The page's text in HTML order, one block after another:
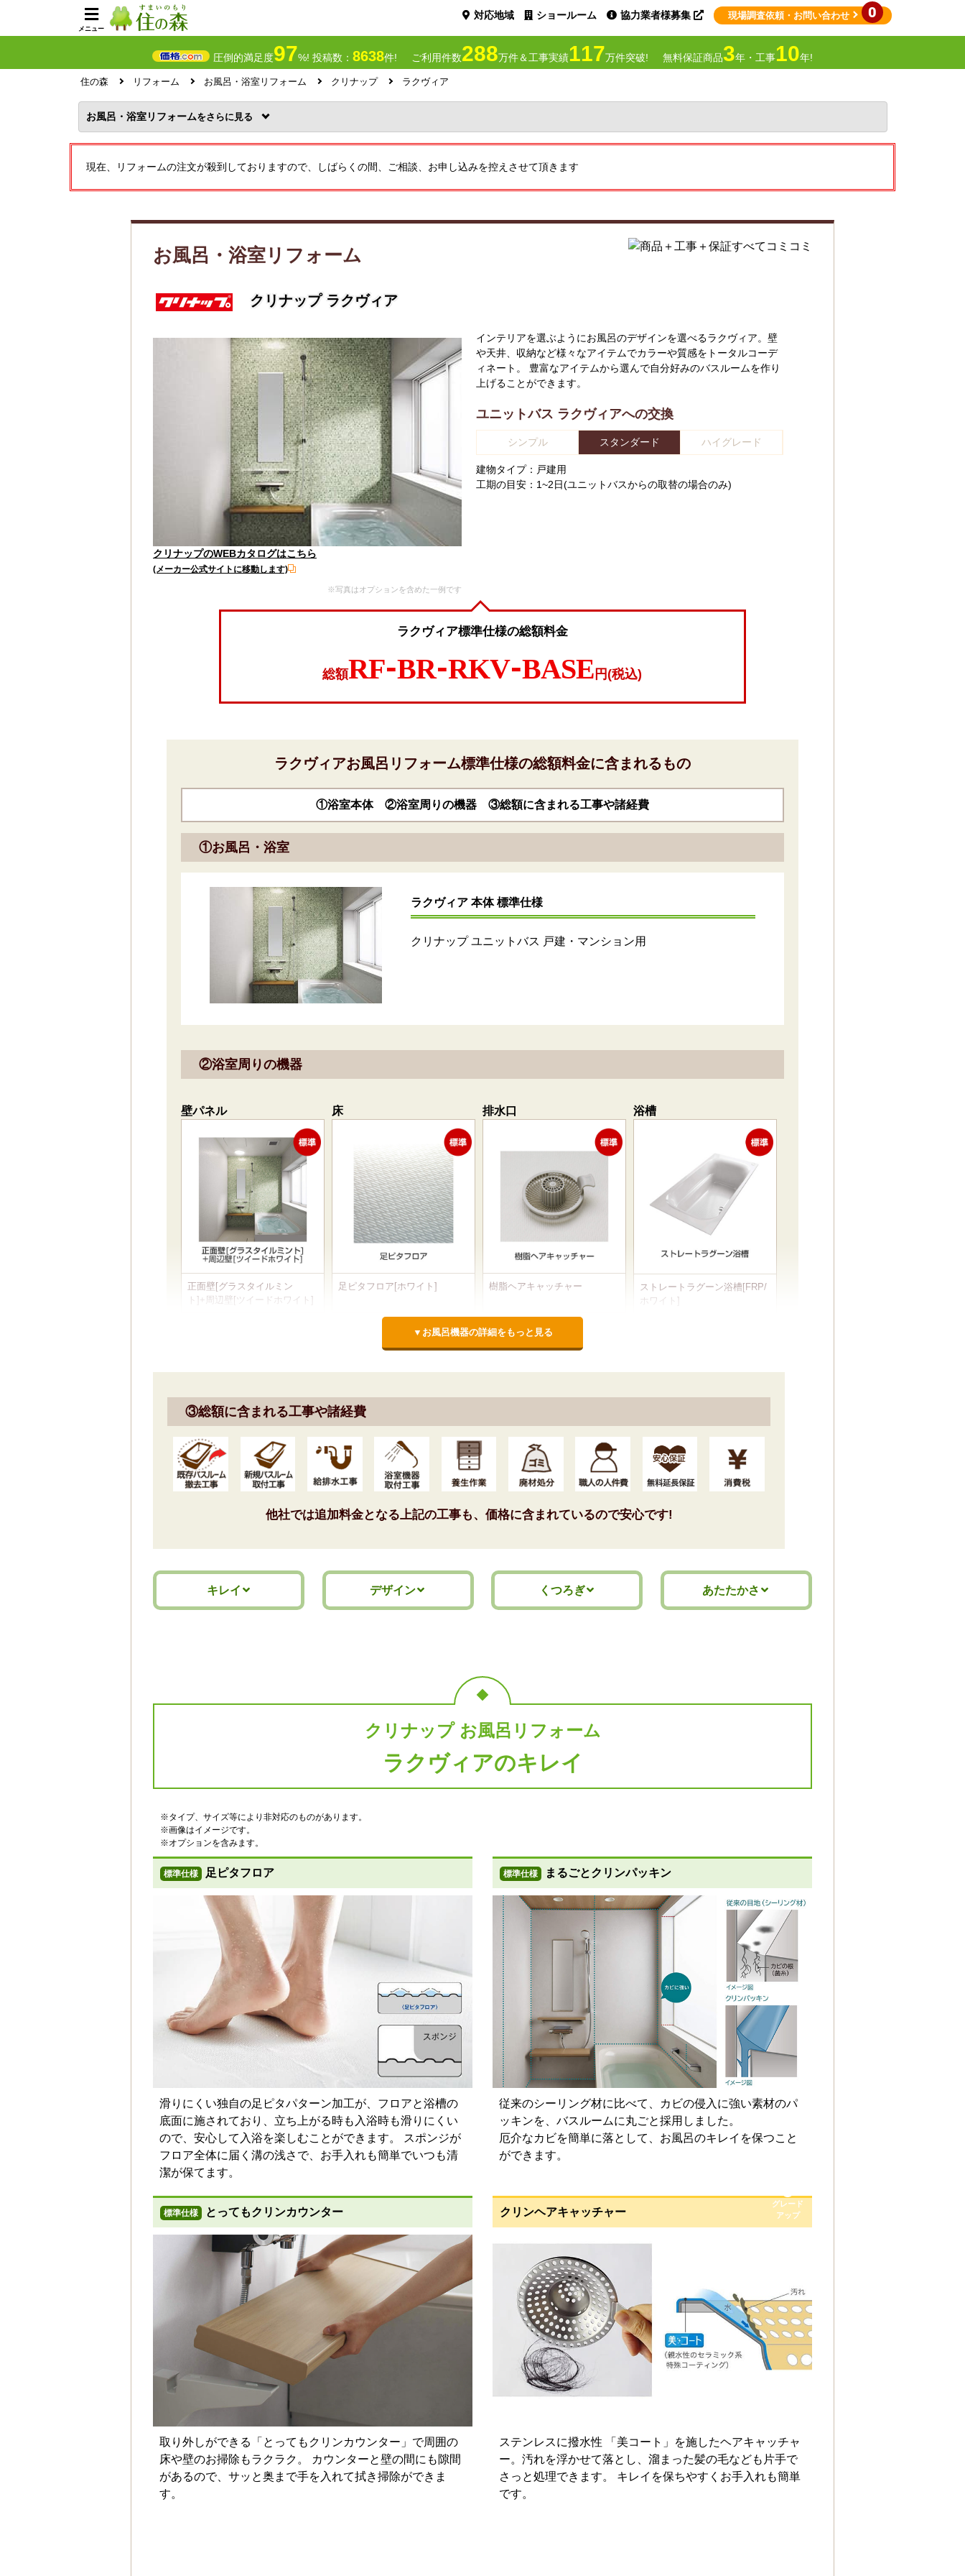
メニュー
対応地域 ショールーム 協力業者様募集 0
現場調査依頼・お問い合わせ
圧倒的満足度97%! 投稿数： 8638件! ご利用件数288万件＆工事実績117万件突破! 無料保証商品3年・工事10年!
住の森 リフォーム お風呂・浴室リフォーム クリナップ ラクヴィア
お風呂・浴室リフォームを
現在、リフォームの注文が殺到しておりますので、しばらくの間、ご相談、お申し込みを控えさせて頂きます
お風呂・浴室リフォーム
クリナップ ラクヴィア
クリナップのWEBカタログはこちら
(メーカー公式サイトに移動します)
インテリアを選ぶようにお風呂のデザインを選べるラクヴィア。壁
や天井、収納など様々なアイテムでカラーや質感をトータルコーデ
ィネート。 豊富なアイテムから選んで自分好みのバスルームを作り
上げることができます。
ユニットバス ラクヴィアへの交換
シンプル スタンダード ハイグレード
建物タイプ： 戸建用
工期の目安：1~2日(ユニットバスからの取替の場合のみ)
ラクヴィア標準仕様の総額料金
総額RF-BR-RKV-BASE 円(税込)
▼お風呂機器の詳細をもっと見る
ラクヴィアお風呂リフォーム標準仕様の総額料金に含まれるもの
①浴室本体 ②浴室周りの機器 ③総額に含まれる工事や諸経費
①お風呂・浴室
ラクヴィア 本体 標準仕様
クリナップ ユニットバス 戸建・マンション用
②浴室周りの機器
壁パネル
正面壁[グラスタイルミン
ト]+周辺壁[ツイードホワイト]
床
足ピタフロア[ホワイト]
排水口
樹脂ヘアキャッチャー
標準仕様モデル
浴槽
ストレートラグーン浴槽[FRP/
ホワイト]
標準仕様モデル 標準仕様モデル
[ホワイト]
標準仕様モデル
ャワー
標準仕様モデル
カウンター
とってもクリンカウンター[ナ
標準仕様モデル
照明
天井付け照明
ミラー
スリムロングミラー
換気設備
換気扇
収納棚
手元収納棚
標準仕様モデル
ドア
標準仕様モデル
お客様のご要望に応じた機器のグレードアップも可能です！詳しくはこちら
③総額に含まれる工事や諸経費
他社では追加料金となる上記の工事も、価格に含まれているので安心です!
キレイ デザイン くつろぎ あたたかさ
クリナップ お風呂リフォーム
ラクヴィアのキレイ
※タイプ、サイズ等により非対応のものがあります。
※画像はイメージです。
※オプションを含みます。
標準仕様 足ピタフロア
滑りにくい独自の足ピタパターン加工が、フロアと浴槽の
底面に施されており、立ち上がる時も入浴時も滑りにくい
ので、安心して入浴を楽しむことができます。 スポンジが
フロア全体に届く溝の浅さで、お手入れも簡単でいつも清
潔が保てます。
標準仕様 まるごとクリンパッキン
従来のシーリング材に比べて、カビの侵入に強い素材のパ
ッキンを、バスルームに丸ごと採用しました。
厄介なカビを簡単に落として、お風呂のキレイを保つこと
ができます。
標準仕様 とってもクリンカウンター
取り外しができる「とってもクリンカウンター」で周囲の
床や壁のお掃除もラクラク。 カウンターと壁の間にも隙間
があるので、サッと奥まで手を入れて拭き掃除ができま
す。
クリンヘアキャッチャー
グレード
アップ
ステンレスに撥水性 「美コート」を施したヘアキャッチャ
ー。汚れを浮かせて落とし、溜まった髪の毛なども片手で
さっと処理できます。 キレイを保ちやすくお手入れも簡単
です。